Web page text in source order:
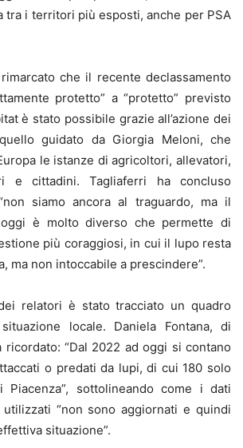
tra i territori più esposti, anche per PSA
che il recente declassamento
protetto” a “protetto” previsto
è stato possibile grazie all’azione dei
guidato da Giorgia Meloni, che
le istanze di agricoltori, allevatori,
e cittadini. Tagliaferri ha concluso
siamo ancora al traguardo, ma il
è molto diverso che permette di
più coraggiosi, in cui il lupo resta
ma non intoccabile a prescindere”.
relatori è stato tracciato un quadro
locale. Daniela Fontana, di
ricordato: “Dal 2022 ad oggi si contano
o predati da lupi, di cui 180 solo
Piacenza”, sottolineando come i dati
utilizzati “non sono aggiornati e quindi
situazione”.